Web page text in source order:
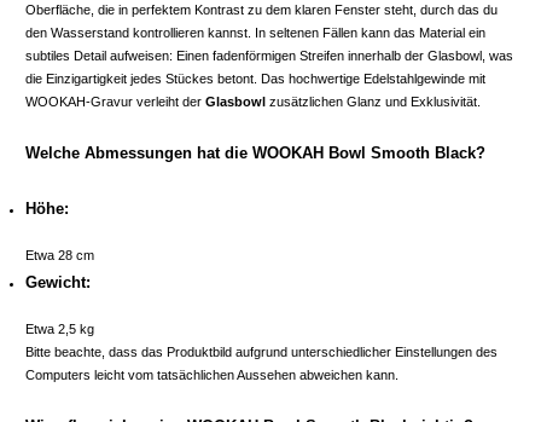
Oberfläche, die in perfektem Kontrast zu dem klaren Fenster steht, durch das du
den Wasserstand kontrollieren kannst. In seltenen Fällen kann das Material ein
subtiles Detail aufweisen: Einen fadenförmigen Streifen innerhalb der Glasbowl, was
die Einzigartigkeit jedes Stückes betont. Das hochwertige Edelstahlgewinde mit
WOOKAH-Gravur verleiht der Glasbowl zusätzlichen Glanz und Exklusivität.
Welche Abmessungen hat die WOOKAH Bowl Smooth Black?
Höhe:
Etwa 28 cm
Gewicht:
Etwa 2,5 kg
Bitte beachte, dass das Produktbild aufgrund unterschiedlicher Einstellungen des
Computers leicht vom tatsächlichen Aussehen abweichen kann.